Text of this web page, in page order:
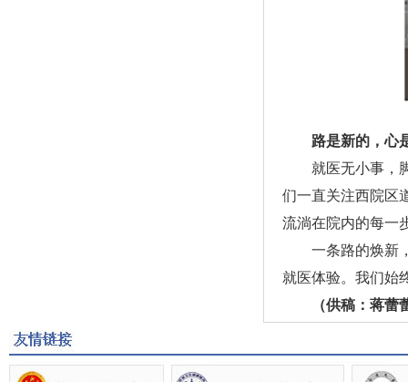
路是新的，心
就医无小事，脚
们一直关注西院区
流淌在院内的每一
一条路的焕新，
就医体验。我们始
（供稿：蒋蕾